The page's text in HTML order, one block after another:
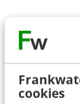
cookies
Denk
de
4 min